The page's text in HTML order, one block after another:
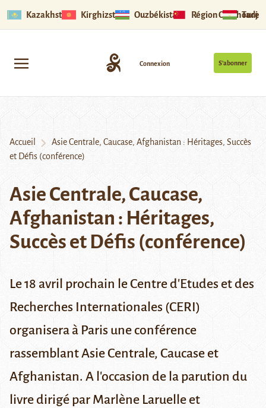
Kazakhstan Kirghizstan Ouzbékistan Région Ouïghoure
S’abonner
Connexion
Accueil
Asie Centrale, Caucase, Afghanistan : Héritages, Succès
et Défis (conférence)
Asie Centrale, Caucase,
Afghanistan : Héritages,
Succès et Défis (conférence)
Le 18 avril prochain le Centre d'Etudes et des
Recherches Internationales (CERI)
organisera à Paris une conférence
rassemblant Asie Centrale, Caucase et
Afghanistan. A l'occasion de la parution du
livre dirigé par Marlène Laruelle et